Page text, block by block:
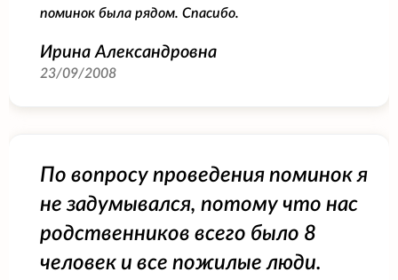
поминок была рядом. Спасибо.
Ирина Александровна
23/09/2008
По вопросу проведения поминок я
не задумывался, потому что нас
родственников всего было 8
человек и все пожилые люди.